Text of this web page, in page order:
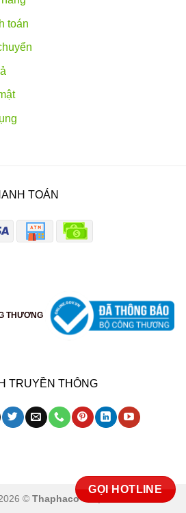
toán
TOÁN
THƯƠNG
TRUYỀN THÔNG
GỌI HOTLINE
© Thaphaco Co.,ltd